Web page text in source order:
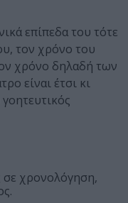
επίπεδα του τότε
τον χρόνο του
χρόνο δηλαδή των
είναι έτσι κι
σε χρονολόγηση,